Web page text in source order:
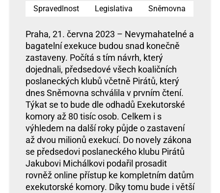
Spravedlnost Legislativa Sněmovna
Praha, 21. června 2023 – Nevymahatelné a
bagatelní exekuce budou snad konečně
zastaveny. Počítá s tím návrh, který
dojednali, předsedové všech koaličních
poslaneckých klubů včetně Pirátů, který
dnes Sněmovna schválila v prvním čtení.
Týkat se to bude dle odhadů Exekutorské
komory až 80 tisíc osob. Celkem i s
výhledem na další roky půjde o zastavení
až dvou milionů exekucí. Do novely zákona
se předsedovi poslaneckého klubu Pirátů
Jakubovi Michálkovi podařil prosadit
rovněž online přístup ke kompletním datům
exekutorské komory. Díky tomu bude i větší